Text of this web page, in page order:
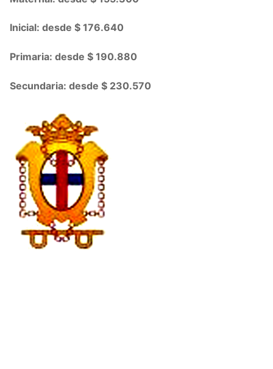
Inicial: desde $ 176.640
Primaria: desde $ 190.880
Secundaria: desde $ 230.570